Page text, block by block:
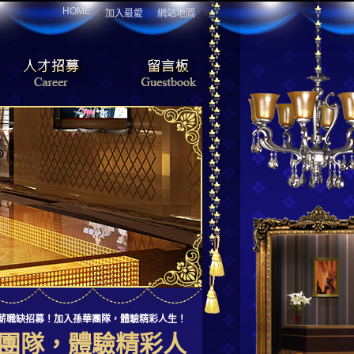
HOME 加入最愛 網站地圖
職缺招募！加入孫華團隊，體驗精彩人生！
隊，體驗精彩人